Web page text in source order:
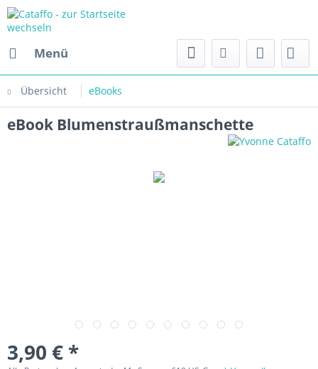
Menü
Übersicht eBooks
eBook Blumenstraußmanschette
3,90 € *